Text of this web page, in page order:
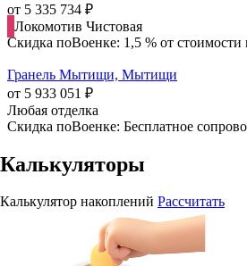
от 5 335 734 ₽
Локомотив Чистовая
Скидка поВоенке: 1,5 % от стоимости
Гранель Мытищи, Мытищи
от 5 933 051 ₽
Любая отделка
Скидка поВоенке: Бесплатное
Калькуляторы
Калькулятор накоплений Рассчитать